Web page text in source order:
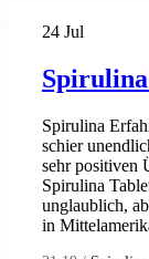
24 Jul
Spirulina
schier
sehr positiven
Spirulina
unglaublich,
in